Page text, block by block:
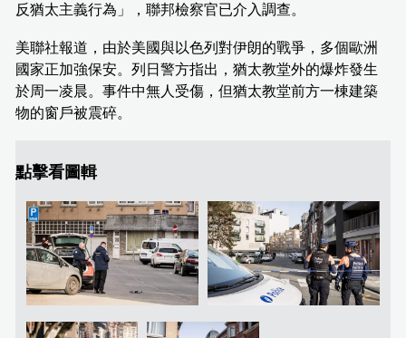
反猶太主義行為」，聯邦檢察官已介入調查。
美聯社報道，由於美國與以色列對伊朗的戰爭，多個歐洲
國家正加強保安。列日警方指出，猶太教堂外的爆炸發生
於周一凌晨。事件中無人受傷，但猶太教堂前方一棟建築
物的窗戶被震碎。
點擊看圖輯